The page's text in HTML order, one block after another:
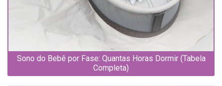
Sono do Bebê por Fase: Quantas Horas Dormir (Tabela
Completa)